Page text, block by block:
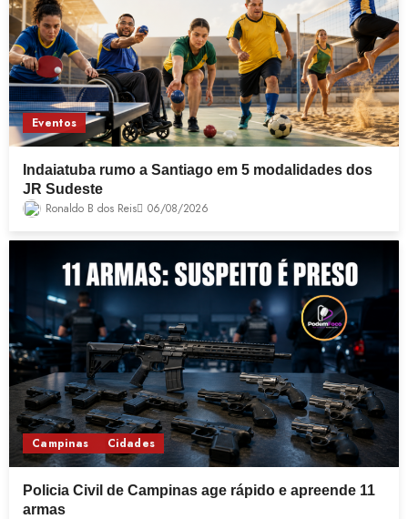
Eventos
Indaiatuba rumo a Santiago em 5 modalidades dos
JR Sudeste
Ronaldo B dos Reis 06/08/2026
Campinas Cidades
Policia Civil de Campinas age rápido e apreende 11
armas